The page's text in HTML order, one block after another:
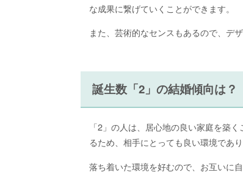
な成果に繋げていくことができます。
また、芸術的なセンスもあるので、デ
誕生数「2」の結婚傾向は？
「2」の人は、居心地の良い家庭を築
るため、相手にとっても良い環境であ
落ち着いた環境を好むので、お互いに